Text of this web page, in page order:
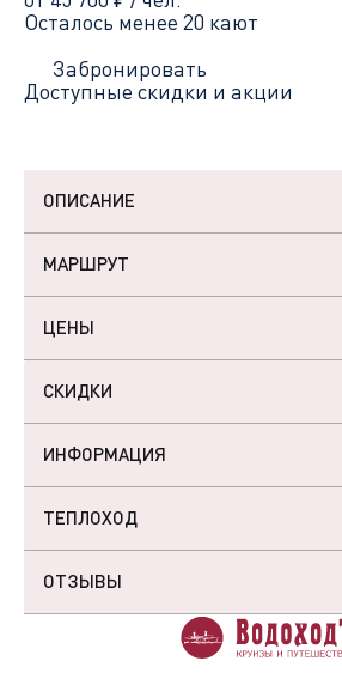
Осталось менее 20 кают
Забронировать
Доступные скидки и акции
ОПИСАНИЕ
МАРШРУТ
ЦЕНЫ
СКИДКИ
ИНФОРМАЦИЯ
ТЕПЛОХОД
ОТЗЫВЫ